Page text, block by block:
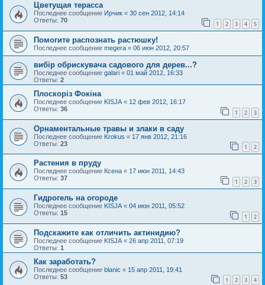
Цветущая терасса
Последнее сообщение Ирчик « 30 сен 2012, 14:14
Ответы: 70 1 2 3 4 5
Помогите распознать растюшку!
Последнее сообщение megera « 06 июн 2012, 20:57
вибір обрискувача садового для дерев...?
Последнее сообщение galari « 01 май 2012, 16:33
Ответы: 2
Плоскоріз Фокіна
Последнее сообщение KISJA « 12 фев 2012, 16:17
Ответы: 36 1 2 3
Орнаментальные травы и злаки в саду
Последнее сообщение Krokus « 17 янв 2012, 21:16
Ответы: 23 1 2
Растения в пруду
Последнее сообщение Ксена « 17 июн 2011, 14:43
Ответы: 37 1 2 3
Гидрогель на огороде
Последнее сообщение KISJA « 04 июн 2011, 05:52
Ответы: 15 1 2
Подскажите как отличить актинидию?
Последнее сообщение KISJA « 26 апр 2011, 07:19
Ответы: 1
Как заработать?
Последнее сообщение blanic « 15 апр 2011, 19:41
Ответы: 53 1 2 3 4